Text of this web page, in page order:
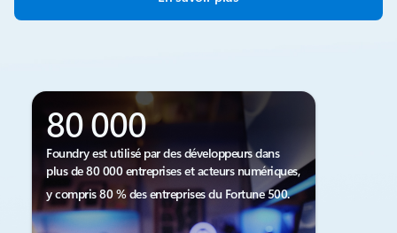
80 000
Foundry est utilisé par des développeurs dans
plus de 80 000 entreprises et acteurs numériques,
y compris 80 % des entreprises du Fortune 500.